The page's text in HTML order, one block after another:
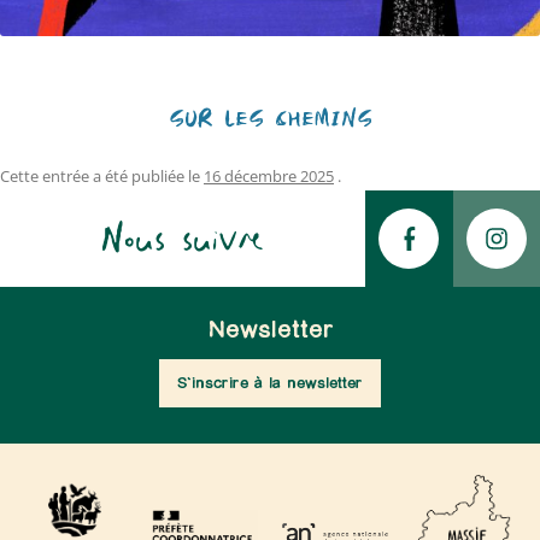
SUR LES CHEMINS
Cette entrée a été publiée le 16 décembre 2025 .
Nous suivre
Newsletter
S'inscrire à la newsletter